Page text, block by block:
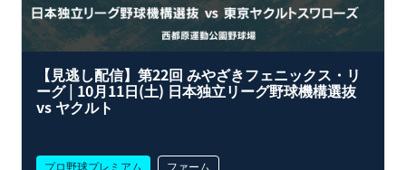
【見逃し配信】第22回 みやざきフェニックス・リ
ーグ | 10月11日(土) 日本独立リーグ野球機構選抜
vs ヤクルト
プロ野球プレミアム
ファーム